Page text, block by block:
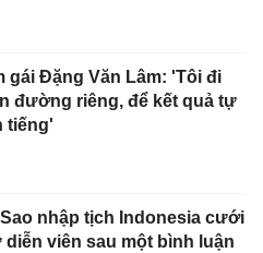
gái Đặng Văn Lâm: 'Tôi đi
đường riêng, để kết quả tự
tiếng'
Sao nhập tịch Indonesia cưới
diễn viên sau một bình luận